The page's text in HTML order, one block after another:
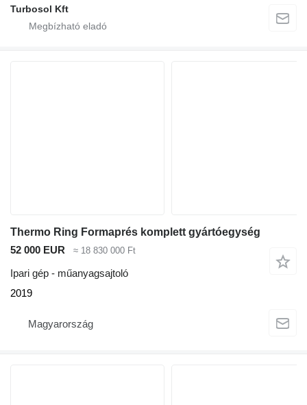
Turbosol Kft
Thermo Ring Formaprés komplett gyártóegység
52 000 EUR
≈ 18 830 000 Ft
Ipari gép - műanyagsajtoló
2019
Magyarország